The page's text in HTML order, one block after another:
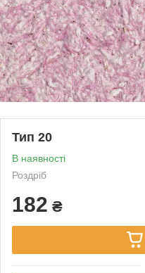
Тип 20
В наявності
Роздріб
182 ₴